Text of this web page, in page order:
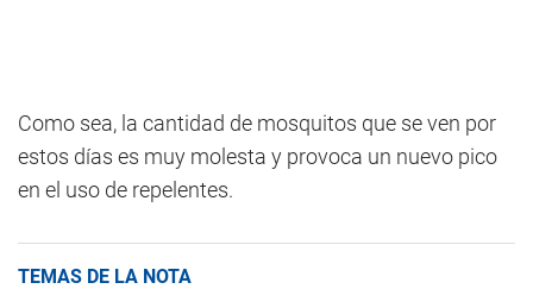
Como sea, la cantidad de mosquitos que se ven por
estos días es muy molesta y provoca un nuevo pico
en el uso de repelentes.
TEMAS DE LA NOTA